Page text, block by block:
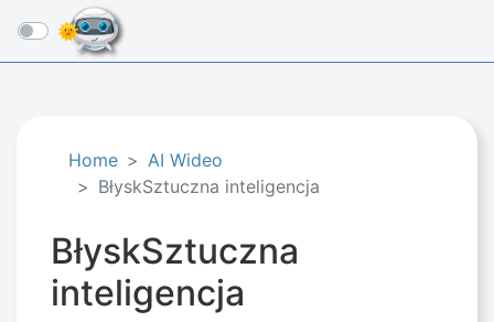
☰
Home
AI Wideo
BłyskSztuczna inteligencja
BłyskSztuczna
inteligencja